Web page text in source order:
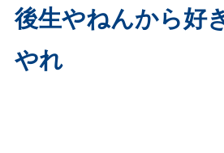
後生やねんから好
やれ